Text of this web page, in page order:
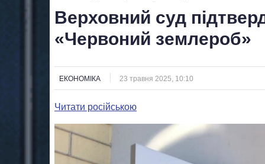
Верховний суд
«Червоний землероб»
ЕКОНОМІКА 23 травня 2025, 10:10
Читати російською